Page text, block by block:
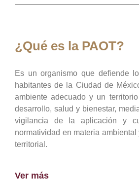
¿Qué es la PAOT?
Es un organismo que defiende
habitantes de la Ciudad de
ambiente adecuado y un
desarrollo, salud y bienestar,
vigilancia de la aplicación y
normatividad en materia
territorial.
Ver más